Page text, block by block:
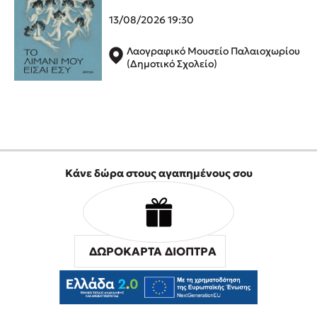
Προσεχείς εκδηλώσεις
Ο Κώστας Κρομμύδας στο Παλαιοχώρι Καλαμπάκας
Ο Κώστας Κρομμύδας και η Μαρίνα Γιώτη στη Νικήτη
Χαλκιδικής
54o Φεστιβάλ Βιβλίου στο Πεδίον του Άρεως
13/08/2026 19:30
Λαογραφικό Μουσείο Παλαιοχωρίου
(Δημοτικό Σχολείο)
Κάνε δώρα στους αγαπημένους σου
ΔΩΡΟΚΑΡΤΑ ΔΙΟΠΤΡΑ